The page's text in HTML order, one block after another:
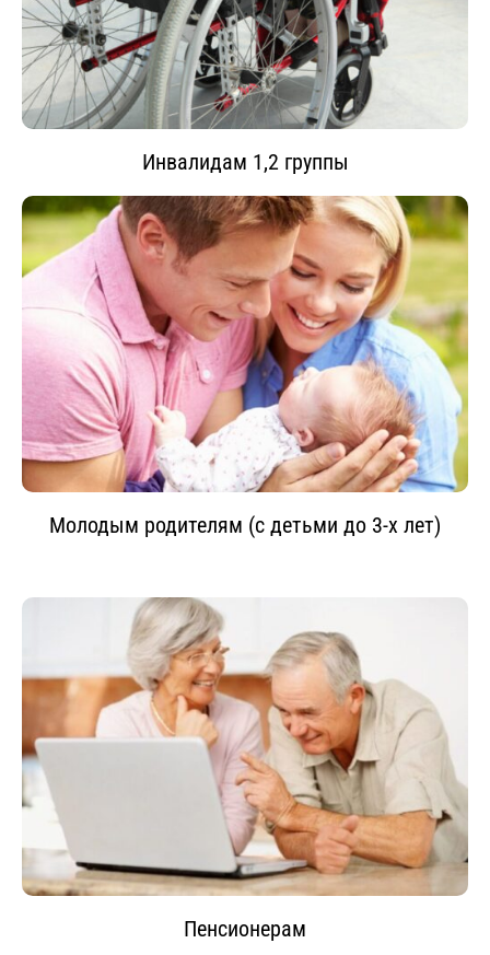
Инвалидам 1,2 группы
Молодым родителям (с детьми до 3-х лет)
Пенсионерам